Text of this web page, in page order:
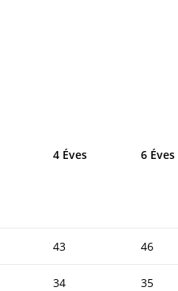
4 Éves 6 Éves
43 46
34 35